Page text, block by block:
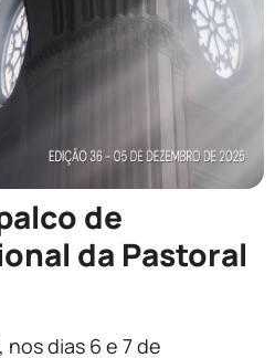
de
da Pastoral
dias 6 e 7 de